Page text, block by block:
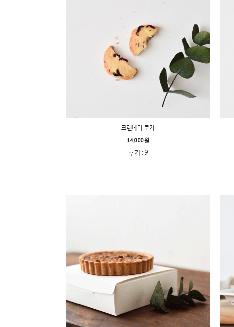
크랜베리 쿠키
14,000원
후기 : 9